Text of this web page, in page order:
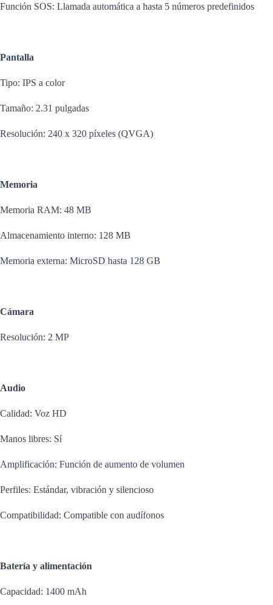
Función SOS: Llamada automática a hasta 5 números predefinidos
Pantalla
Tipo: IPS a color
Tamaño: 2.31 pulgadas
Resolución: 240 x 320 píxeles (QVGA)
Memoria
Memoria RAM: 48 MB
Almacenamiento interno: 128 MB
Memoria externa: MicroSD hasta 128 GB
Cámara
Resolución: 2 MP
Audio
Calidad: Voz HD
Manos libres: Sí
Amplificación: Función de aumento de volumen
Perfiles: Estándar, vibración y silencioso
Compatibilidad: Compatible con audífonos
Batería y alimentación
Capacidad: 1400 mAh